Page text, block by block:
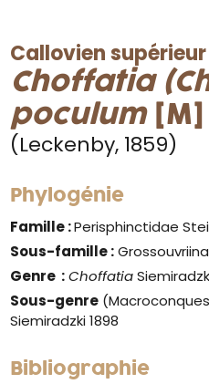
Callovien supérieur
Choffatia
poculum [M]
(Leckenby, 1859)
Phylogénie
Famille :Perisphinctidae
Sous-famille :
Genre : Choffatia
Sous-genre
Siemiradzki 1898
Bibliographie